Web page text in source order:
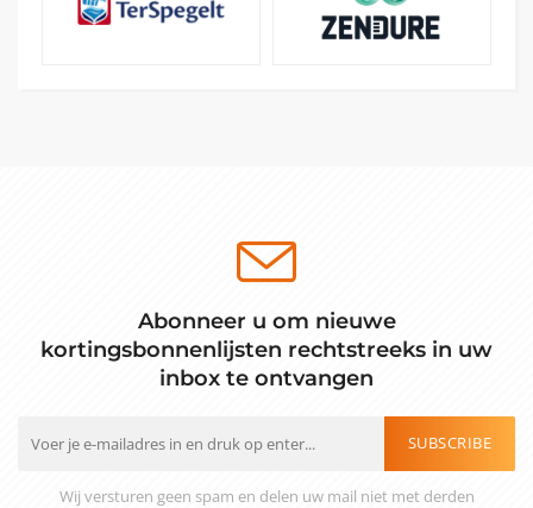
Abonneer u om nieuwe
kortingsbonnenlijsten rechtstreeks in uw
inbox te ontvangen
SUBSCRIBE
Wij versturen geen spam en delen uw mail niet met derden